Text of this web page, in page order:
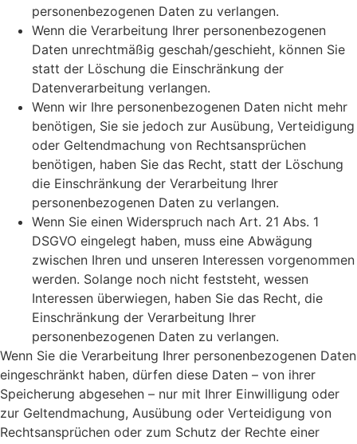
personenbezogenen Daten zu verlangen.
Wenn die Verarbeitung Ihrer personenbezogenen
Daten unrechtmäßig geschah/geschieht, können Sie
statt der Löschung die Einschränkung der
Datenverarbeitung verlangen.
Wenn wir Ihre personenbezogenen Daten nicht mehr
benötigen, Sie sie jedoch zur Ausübung, Verteidigung
oder Geltendmachung von Rechtsansprüchen
benötigen, haben Sie das Recht, statt der Löschung
die Einschränkung der Verarbeitung Ihrer
personenbezogenen Daten zu verlangen.
Wenn Sie einen Widerspruch nach Art. 21 Abs. 1
DSGVO eingelegt haben, muss eine Abwägung
zwischen Ihren und unseren Interessen vorgenommen
werden. Solange noch nicht feststeht, wessen
Interessen überwiegen, haben Sie das Recht, die
Einschränkung der Verarbeitung Ihrer
personenbezogenen Daten zu verlangen.
Wenn Sie die Verarbeitung Ihrer personenbezogenen Daten
eingeschränkt haben, dürfen diese Daten – von ihrer
Speicherung abgesehen – nur mit Ihrer Einwilligung oder
zur Geltendmachung, Ausübung oder Verteidigung von
Rechtsansprüchen oder zum Schutz der Rechte einer